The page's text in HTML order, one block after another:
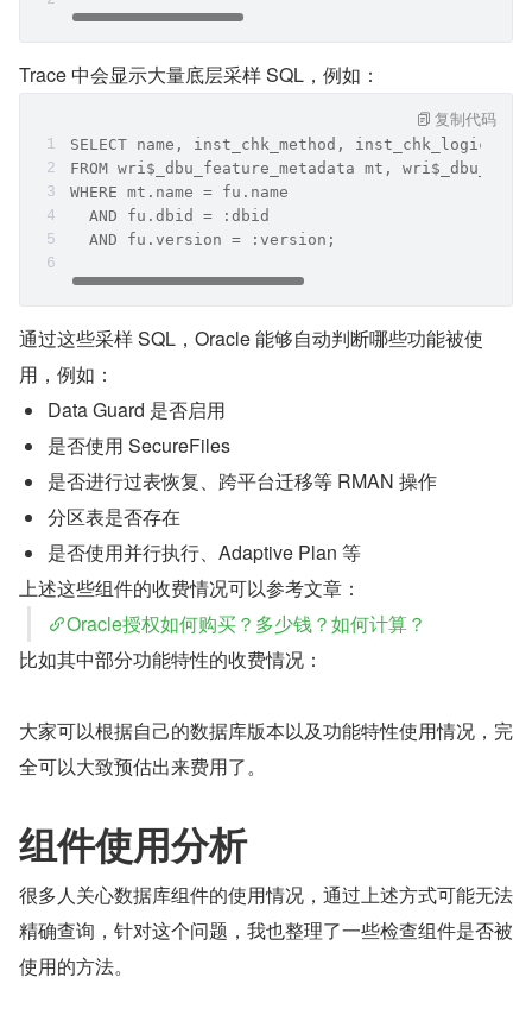
Trace 中会显示大量底层采样 SQL，例如：
SELECT name, inst_chk_method, inst_chk_logic,
FROM wri$_dbu_feature_metadata mt,
WHERE mt.name = fu.name
  AND fu.dbid = :dbid
  AND fu.version = :version;
复制代码
通过这些采样 SQL，Oracle 能够自动判断哪些功能被使
用，例如：
Data Guard 是否启用
是否使用 SecureFiles
是否进行过表恢复、跨平台迁移等 RMAN 操作
分区表是否存在
是否使用并行执行、Adaptive Plan 等
上述这些组件的收费情况可以参考文章：
Oracle授权如何购买？多少钱？如何计算？
比如其中部分功能特性的收费情况：
大家可以根据自己的数据库版本以及功能特性使用情况，完
全可以大致预估出来费用了。
组件使用分析
很多人关心数据库组件的使用情况，通过上述方式可能无法
精确查询，针对这个问题，我也整理了一些检查组件是否被
使用的方法。